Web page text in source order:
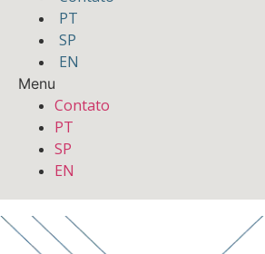
PT
SP
EN
Menu
Contato
PT
SP
EN